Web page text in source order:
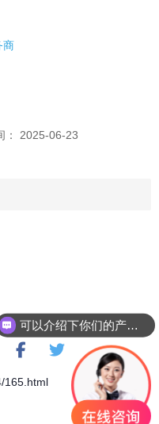
商
： 2025-06-23
165.html
可以介绍下你们的产品么？